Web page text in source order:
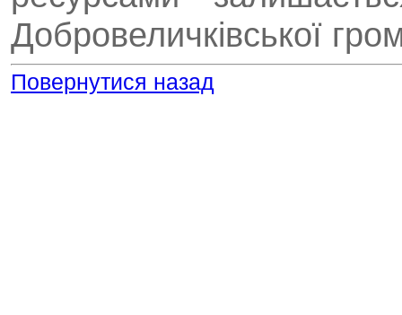
Добровеличківської
Повернутися назад